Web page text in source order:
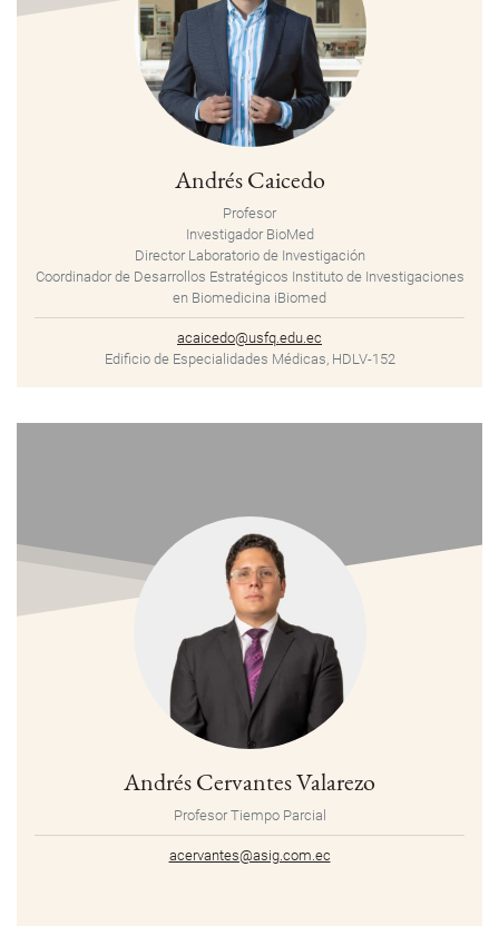
Andrés Caicedo
Profesor
Investigador BioMed
Director Laboratorio de Investigación
Coordinador de Desarrollos Estratégicos Instituto de Investigaciones
en Biomedicina iBiomed
acaicedo@usfq.edu.ec
Edificio de Especialidades Médicas, HDLV-152
Andrés Cervantes Valarezo
Profesor Tiempo Parcial
acervantes@asig.com.ec